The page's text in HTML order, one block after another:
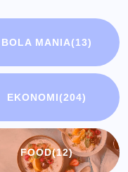
BOLA MANIA(13)
EKONOMI(204)
FOOD(12)